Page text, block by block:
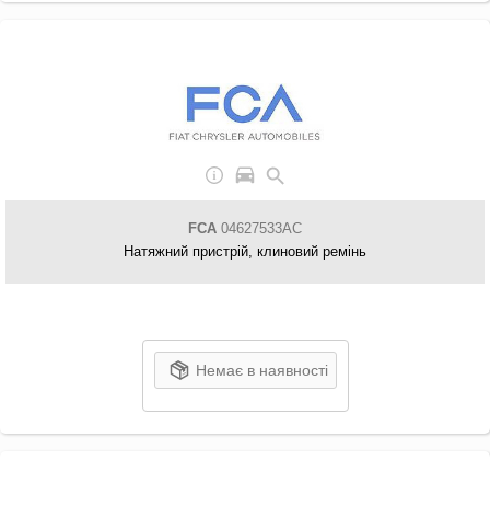
FCA 04627533AC
Натяжний пристрій, клиновий ремінь
Немає в наявності